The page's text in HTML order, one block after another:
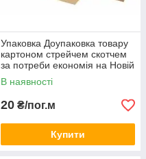
Упаковка Доупаковка товару
картоном стрейчем скотчем
за потреби економія на Новій
Пошті понад 50%
В наявності
20 ₴/пог.м
Купити